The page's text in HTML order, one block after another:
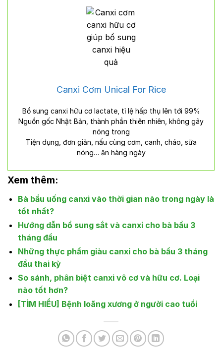
Canxi Cơm Unical For Rice
Bổ sung canxi hữu cơ lactate, tỉ lệ hấp thụ lên tới 99%
Nguồn gốc Nhật Bản, thành phần thiên nhiên, không gây
nóng trong
Tiện dụng, đơn giản, nấu cùng cơm, canh, cháo, sữa
nóng… ăn hàng ngày
Xem thêm:
Bà bầu uống canxi vào thời gian nào trong ngày là
tốt nhất?
Hướng dẫn bổ sung sắt và canxi cho bà bầu 3
tháng đầu
Những thực phẩm giàu canxi cho bà bầu 3 tháng
đầu thai kỳ
So sánh, phân biệt canxi vô cơ và hữu cơ. Loại
nào tốt hơn?
[TÌM HIỂU] Bệnh loãng xương ở người cao tuổi